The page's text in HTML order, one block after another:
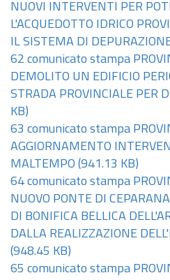
NUOVI INTERVENTI PER
L'ACQUEDOTTO IDRICO
IL SISTEMA DI
62 comunicato stampa
DEMOLITO UN EDIFICIO
STRADA PROVINCIALE PER
KB)
63 comunicato stampa
AGGIORNAMENTO
MALTEMPO (941.13 KB)
64 comunicato stampa
NUOVO PONTE DI
DI BONIFICA BELLICA
DALLA REALIZZAZIONE
(948.45 KB)
65 comunicato stampa